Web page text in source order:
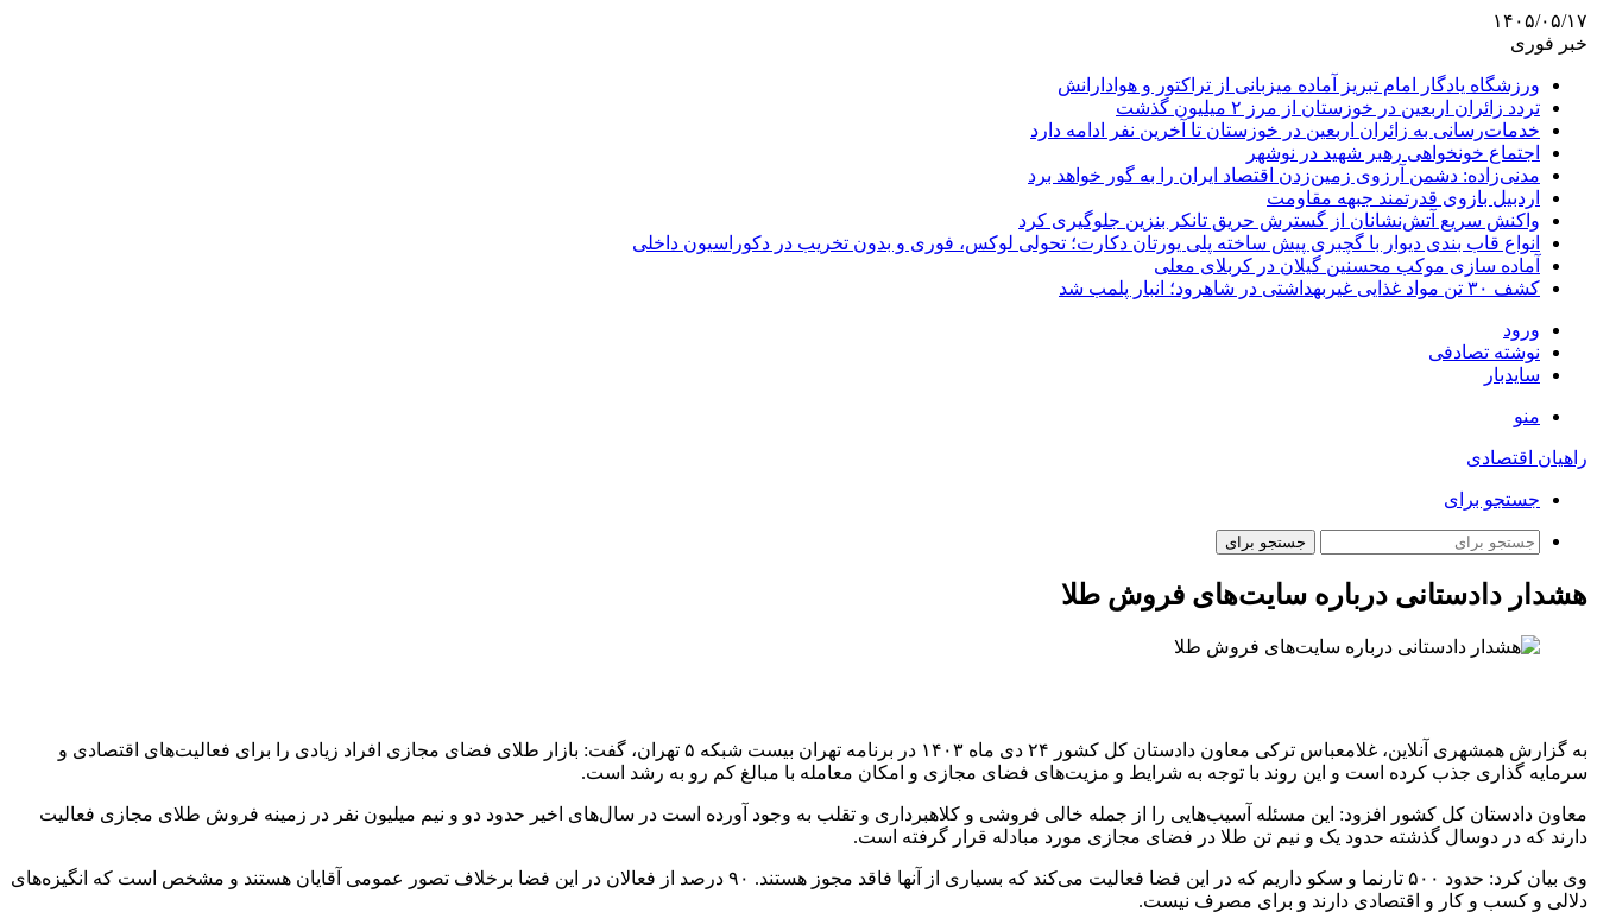
۱۴۰۵/۰۵/۱۷
خبر فوری
ورزشگاه یادگار امام تبریز آماده میزبانی از تراکتور و هوادارانش
تردد زائران اربعین در خوزستان از مرز ۲ میلیون گذشت
خدمات‌رسانی به زائران اربعین در خوزستان تا آخرین نفر ادامه دارد
اجتماع خونخواهی رهبر شهید در نوشهر
مدنی‌زاده: دشمن آرزوی زمین‌زدن اقتصاد ایران را به گور خواهد برد
اردبیل بازوی قدرتمند جبهه مقاومت
واکنش سریع آتش‌نشانان از گسترش حریق تانکر بنزین جلوگیری کرد
انواع قاب بندی دیوار با گچبری پیش ساخته پلی یورتان دکارت؛ تحولی لوکس، فوری و بدون تخریب در دکوراسیون داخلی
آماده سازی موکب محسنین گیلان در کربلای معلی
کشف ۳۰ تن مواد غذایی غیربهداشتی در شاهرود؛ انبار پلمب شد
ورود
نوشته تصادفی
سایدبار
منو
راهیان اقتصادی
جستجو برای
جستجو برای
هشدار دادستانی درباره سایت‌های فروش طلا
به گزارش همشهری آنلاین،‌ غلامعباس ترکی معاون دادستان کل کشور ٢۴ دی ماه ١۴٠٣ در برنامه تهران بیست شبکه ۵ تهران، گفت: بازار طلای فضای مجازی افراد زیادی را برای فعالیت‌های اقتصادی و
سرمایه گذاری جذب کرده است و این روند با توجه به شرایط و مزیت‌های فضای مجازی و امکان معامله با مبالغ کم رو به رشد است.
معاون دادستان کل کشور افزود: این مسئله آسیب‌هایی را از جمله خالی فروشی و کلاهبرداری و تقلب به وجود آورده است در سال‌های اخیر حدود دو و نیم میلیون نفر در زمینه فروش طلای مجازی فعالیت
دارند که در دوسال گذشته حدود یک و نیم تن طلا در فضای مجازی مورد مبادله قرار گرفته است.
وی بیان کرد: حدود ۵۰۰ تارنما و سکو داریم که در این فضا فعالیت می‌کند که بسیاری از آنها فاقد مجوز هستند. ۹۰ درصد از فعالان در این فضا برخلاف تصور عمومی آقایان هستند و مشخص است که انگیزه‌های
دلالی و کسب و کار و اقتصادی دارند و برای مصرف نیست.